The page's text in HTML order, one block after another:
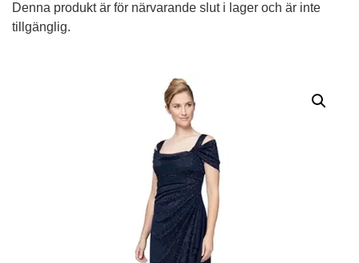
Denna produkt är för närvarande slut i lager och är inte
tillgänglig.